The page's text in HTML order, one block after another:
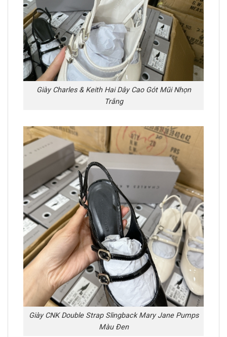
Giày Charles & Keith Hai Dây Cao Gót Mũi Nhọn
Trắng
Giày CNK Double Strap Slingback Mary Jane Pumps
Màu Đen